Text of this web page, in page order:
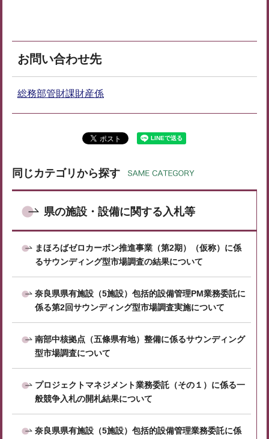
お問い合わせ先
総務部管財課財産係
同じカテゴリから探す
県の施設・設備に関する入札等
まほろばゼロカーボン推進事業（第2期）（仮称）に係
るサウンディング型市場調査の結果について
奈良県県有施設（5施設）包括的設備管理PM業務委託に
係る第2回サウンディング型市場調査実施について
南部中核拠点（五條県有地）整備に係るサウンディング
型市場調査について
プロジェクトマネジメント業務委託（その１）に係る一
般競争入札の開札結果について
奈良県県有施設（5施設）包括的設備管理業務委託に係